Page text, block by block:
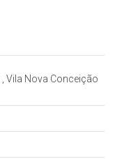
, Vila Nova Conceição